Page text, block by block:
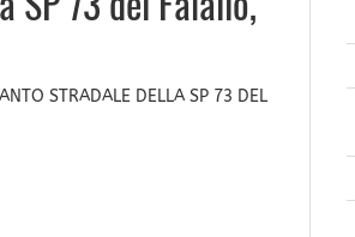
SP 73 del Faiallo,
STRADALE DELLA SP 73 DEL